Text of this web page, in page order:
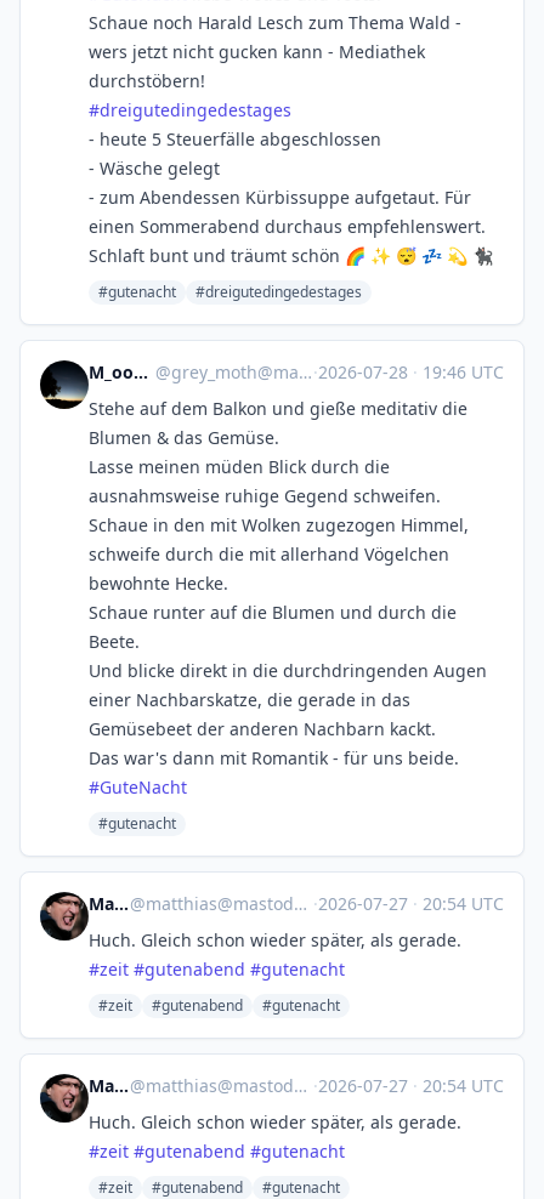
Schaue noch Harald Lesch zum Thema Wald -
wers jetzt nicht gucken kann - Mediathek
durchstöbern!
#dreigutedingedestages
- heute 5 Steuerfälle abgeschlossen
- Wäsche gelegt
- zum Abendessen Kürbissuppe aufgetaut. Für
einen Sommerabend durchaus empfehlenswert.
Schlaft bunt und träumt schön 🌈 ✨ 😴 💤 💫 🐈‍⬛
#gutenacht #dreigutedingedestages
M_oonmood @grey_moth@mastodon.social ·2026-07-28 · 19:46 UTC
Stehe auf dem Balkon und gieße meditativ die
Blumen & das Gemüse.
Lasse meinen müden Blick durch die
ausnahmsweise ruhige Gegend schweifen.
Schaue in den mit Wolken zugezogen Himmel,
schweife durch die mit allerhand Vögelchen
bewohnte Hecke.
Schaue runter auf die Blumen und durch die
Beete.
Und blicke direkt in die durchdringenden Augen
einer Nachbarskatze, die gerade in das
Gemüsebeet der anderen Nachbarn kackt.
Das war's dann mit Romantik - für uns beide.
#GuteNacht
#gutenacht
Matthias@matthias@mastodon.lebenswert.social ·2026-07-27 · 20:54 UTC
Huch. Gleich schon wieder später, als gerade.
#zeit #gutenabend #gutenacht
#zeit #gutenabend #gutenacht
Matthias@matthias@mastodon.lebenswert.social ·2026-07-27 · 20:54 UTC
Huch. Gleich schon wieder später, als gerade.
#zeit #gutenabend #gutenacht
#zeit #gutenabend #gutenacht